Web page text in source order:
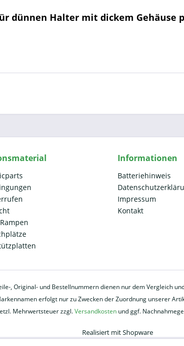
dünnen Halter mit dickem Gehäuse
Informationen
Batteriehinweis
Impressum
Kontakt
, Original- und Bestellnummern dienen nur dem Vergleich
erfolgt nur zu Zwecken der Zuordnung unserer
Mehrwertsteuer zzgl.Versandkostenund ggf.
Realisiert mit Shopware